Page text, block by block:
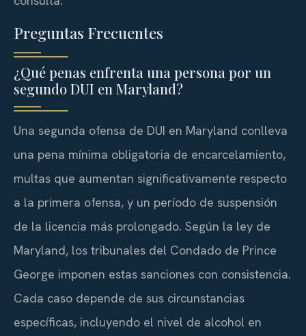
Preguntas Frecuentes
¿Qué penas enfrenta una persona por un
segundo DUI en Maryland?
Una segunda ofensa de DUI en Maryland conlleva
una pena mínima obligatoria de encarcelamiento,
multas que aumentan significativamente respecto
a la primera ofensa, y un período de suspensión
de la licencia más prolongado. Según la ley de
Maryland, los tribunales del Condado de Prince
George imponen estas sanciones con consistencia.
Cada caso depende de sus circunstancias
específicas, incluyendo el nivel de alcohol en